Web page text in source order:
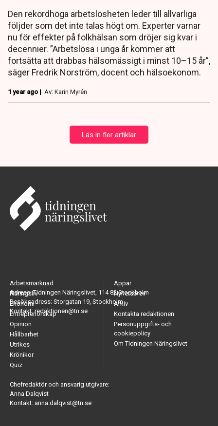
Den rekordhöga arbetslösheten leder till allvarliga
följder som det inte talas högt om. Experter varnar
nu för effekter på folkhälsan som dröjer sig kvar i
decennier. ”Arbetslösa i unga år kommer att
fortsätta att drabbas hälsomässigt i minst 10–15 år”,
säger Fredrik Norström, docent och hälsoekonom.
1 year ago | Av: Karin Myrén
Läs in fler artiklar
Adress: Tidningen Näringslivet, 114 82 Stockholm
Besöksadress: Storgatan 19, Stockholm
Kontakt: redaktionen@tn.se
Arbetsmarknad
Näringsliv
Ekonomi
Entreprenörskap
Opinion
Hållbarhet
Utrikes
Krönikor
Quiz
Appar
Nyhetsbrev
Arkiv
Kontakta redaktionen
Personuppgifts- och
cookiepolicy
Om Tidningen Näringslivet
Chefredaktör och ansvarig utgivare:
Anna Dalqvist
Kontakt: anna.dalqvist@tn.se